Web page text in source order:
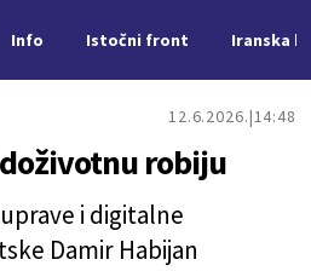
Info Istočni front Iranska
12.6.2026. 14:48
robiju
i digitalne
Damir Habijan